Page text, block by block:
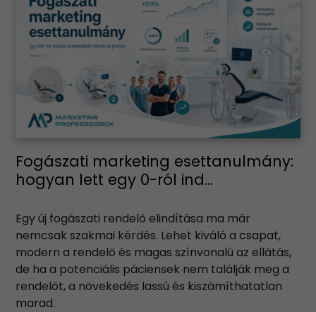
Fogászati marketing esettanulmány:
hogyan lett egy 0-ról ind...
Egy új fogászati rendelő elindítása ma már
nemcsak szakmai kérdés. Lehet kiváló a csapat,
modern a rendelő és magas színvonalú az ellátás,
de ha a potenciális páciensek nem találják meg a
rendelőt, a növekedés lassú és kiszámíthatatlan
marad.